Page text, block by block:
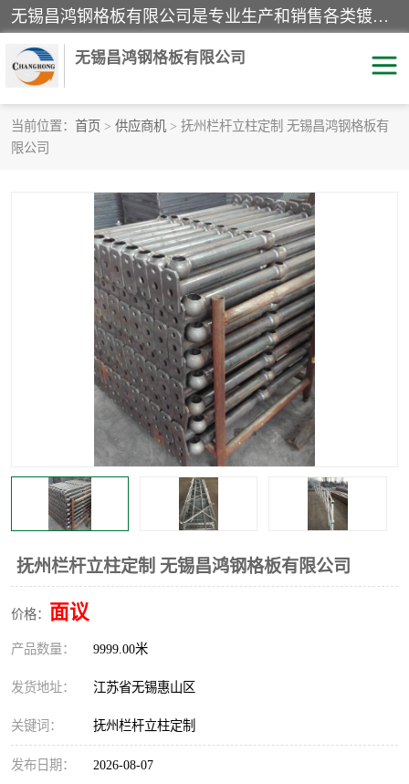
无锡昌鸿钢格板有限公司是专业生产和销售各类镀锌钢格板、镀锌钢格栅、不锈钢钢格及其相关产品的现代化企业。公司产品广泛运用于石油、化工、港口、电力、运输、造纸、医药、钢铁、食品、市政、房地产、制造业等各个领域。
无锡昌鸿钢格板有限公司
当前位置： 首页 > 供应商机 > 抚州栏杆立柱定制 无锡昌鸿钢格板有
限公司
抚州栏杆立柱定制 无锡昌鸿钢格板有限公司
价格： 面议
产品数量： 9999.00米
发货地址： 江苏省无锡惠山区
关键词： 抚州栏杆立柱定制
发布日期： 2026-08-07
镀锌钢格板
水沟盖板
钢格栅
齿形钢格板 钢格板
热镀锌钢格板 复合钢格板
钢格栅踏步板 插接钢格板